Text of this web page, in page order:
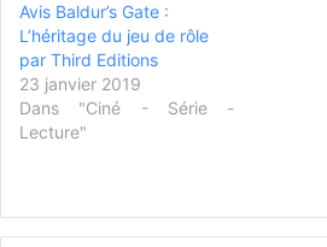
Avis Baldur’s Gate :
L’héritage du jeu de rôle
par Third Editions
23 janvier 2019
Dans "Ciné - Série -
Lecture"